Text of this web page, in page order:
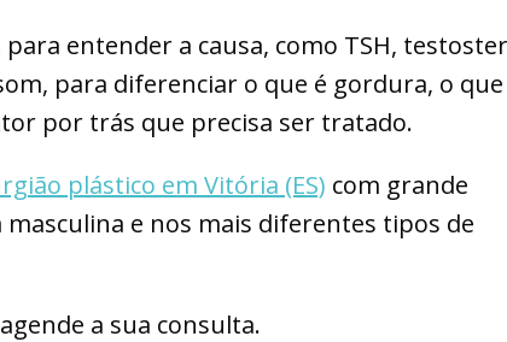
entender a causa, como TSH,
para diferenciar o que é gordura, o que
por trás que precisa ser tratado.
plástico em Vitória (ES) com grande
e nos mais diferentes tipos de
a sua consulta.